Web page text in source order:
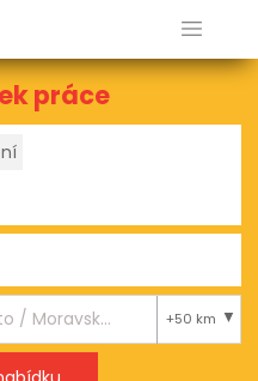
práce
+50 km